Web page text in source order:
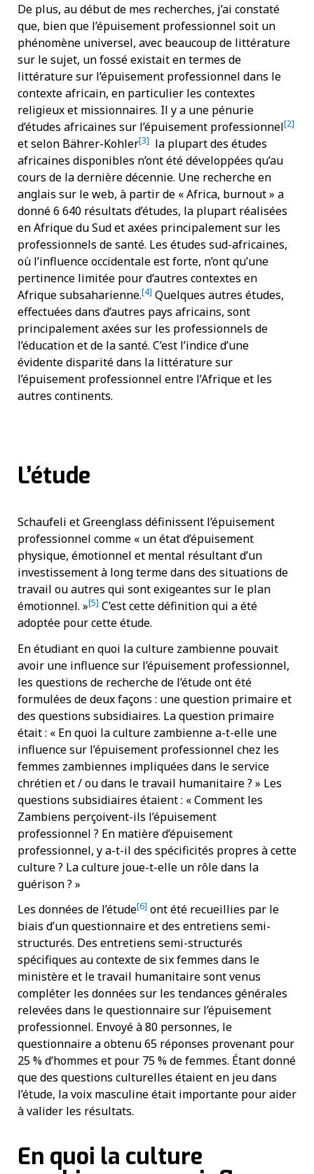
De plus, au début de mes recherches, j’ai constaté
que, bien que l’épuisement professionnel soit un
phénomène universel, avec beaucoup de littérature
sur le sujet, un fossé existait en termes de
littérature sur l’épuisement professionnel dans le
contexte africain, en particulier les contextes
religieux et missionnaires. Il y a une pénurie
d’études africaines sur l’épuisement professionnel[2]
et selon Bährer-Kohler[3] la plupart des études
africaines disponibles n’ont été développées qu’au
cours de la dernière décennie. Une recherche en
anglais sur le web, à partir de « Africa, burnout » a
donné 6 640 résultats d’études, la plupart réalisées
en Afrique du Sud et axées principalement sur les
professionnels de santé. Les études sud-africaines,
où l’influence occidentale est forte, n’ont qu’une
pertinence limitée pour d’autres contextes en
Afrique subsaharienne.[4] Quelques autres études,
effectuées dans d’autres pays africains, sont
principalement axées sur les professionnels de
l’éducation et de la santé. C’est l’indice d’une
évidente disparité dans la littérature sur
l’épuisement professionnel entre l’Afrique et les
autres continents.
L’étude
Schaufeli et Greenglass définissent l’épuisement
professionnel comme « un état d’épuisement
physique, émotionnel et mental résultant d’un
investissement à long terme dans des situations de
travail ou autres qui sont exigeantes sur le plan
émotionnel. »[5] C’est cette définition qui a été
adoptée pour cette étude.
En étudiant en quoi la culture zambienne pouvait
avoir une influence sur l’épuisement professionnel,
les questions de recherche de l’étude ont été
formulées de deux façons : une question primaire et
des questions subsidiaires. La question primaire
était : « En quoi la culture zambienne a-t-elle une
influence sur l’épuisement professionnel chez les
femmes zambiennes impliquées dans le service
chrétien et / ou dans le travail humanitaire ? » Les
questions subsidiaires étaient : « Comment les
Zambiens perçoivent-ils l’épuisement
professionnel ? En matière d’épuisement
professionnel, y a-t-il des spécificités propres à cette
culture ? La culture joue-t-elle un rôle dans la
guérison ? »
Les données de l’étude[6] ont été recueillies par le
biais d’un questionnaire et des entretiens semi-
structurés. Des entretiens semi-structurés
spécifiques au contexte de six femmes dans le
ministère et le travail humanitaire sont venus
compléter les données sur les tendances générales
relevées dans le questionnaire sur l’épuisement
professionnel. Envoyé à 80 personnes, le
questionnaire a obtenu 65 réponses provenant pour
25 % d’hommes et pour 75 % de femmes. Étant donné
que des questions culturelles étaient en jeu dans
l’étude, la voix masculine était importante pour aider
à valider les résultats.
En quoi la culture